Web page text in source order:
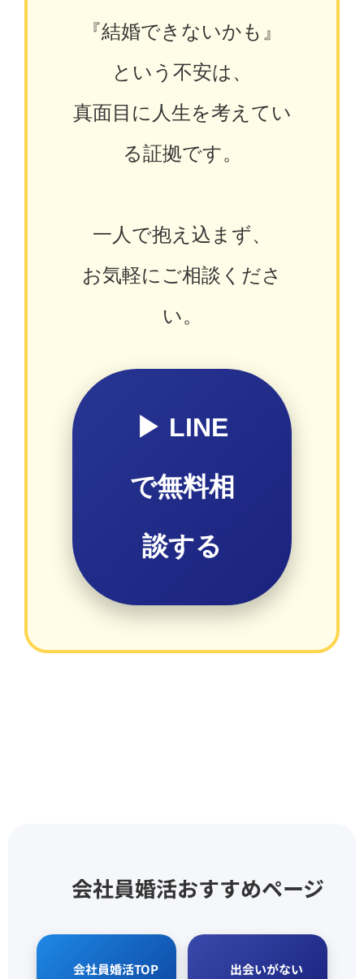
『結婚できないかも』
という不安は、
真面目に人生を考えてい
る証拠です。
一人で抱え込まず、
お気軽にご相談くださ
い。
▶ LINE
で無料相
談する
📚 会社員婚活おすすめページ
🏢 会社員婚活TOP 💙 出会いがない